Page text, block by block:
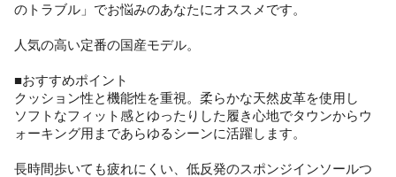
のトラブル」でお悩みのあなたにオススメです。
人気の高い定番の国産モデル。
■おすすめポイント
クッション性と機能性を重視。柔らかな天然皮革を使用し
ソフトなフィット感とゆったりした履き心地でタウンからウ
ォーキング用まであらゆるシーンに活躍します。
長時間歩いても疲れにくい、低反発のスポンジインソールつ